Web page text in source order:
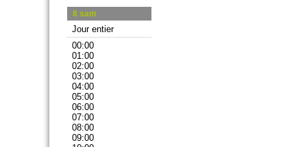
8 sam
Jour entier
00:00
01:00
02:00
03:00
04:00
05:00
06:00
07:00
08:00
09:00